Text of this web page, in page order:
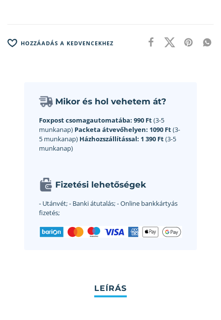
HOZZÁADÁS A KEDVENCEKHEZ
Mikor és hol vehetem át?
Foxpost csomagautomatába: 990 Ft(3-5
munkanap) Packeta átvevőhelyen: 1090 Ft(3-
5 munkanap) Házhozszállítással: 1 390 Ft(3-5
munkanap)
Fizetési lehetőségek
- Utánvét;- Banki átutalás;- Online bankkártyás
fizetés;